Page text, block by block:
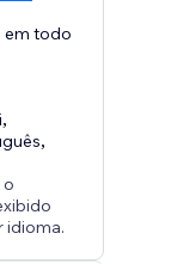
em todo
,
,
idioma.